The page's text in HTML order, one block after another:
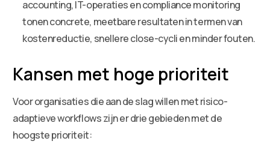
accounting, IT-operaties en compliance monitoring
tonen concrete, meetbare resultaten in termen van
kostenreductie, snellere close-cycli en minder fouten.
Kansen met hoge prioriteit
Voor organisaties die aan de slag willen met risico-
adaptieve workflows zijn er drie gebieden met de
hoogste prioriteit: